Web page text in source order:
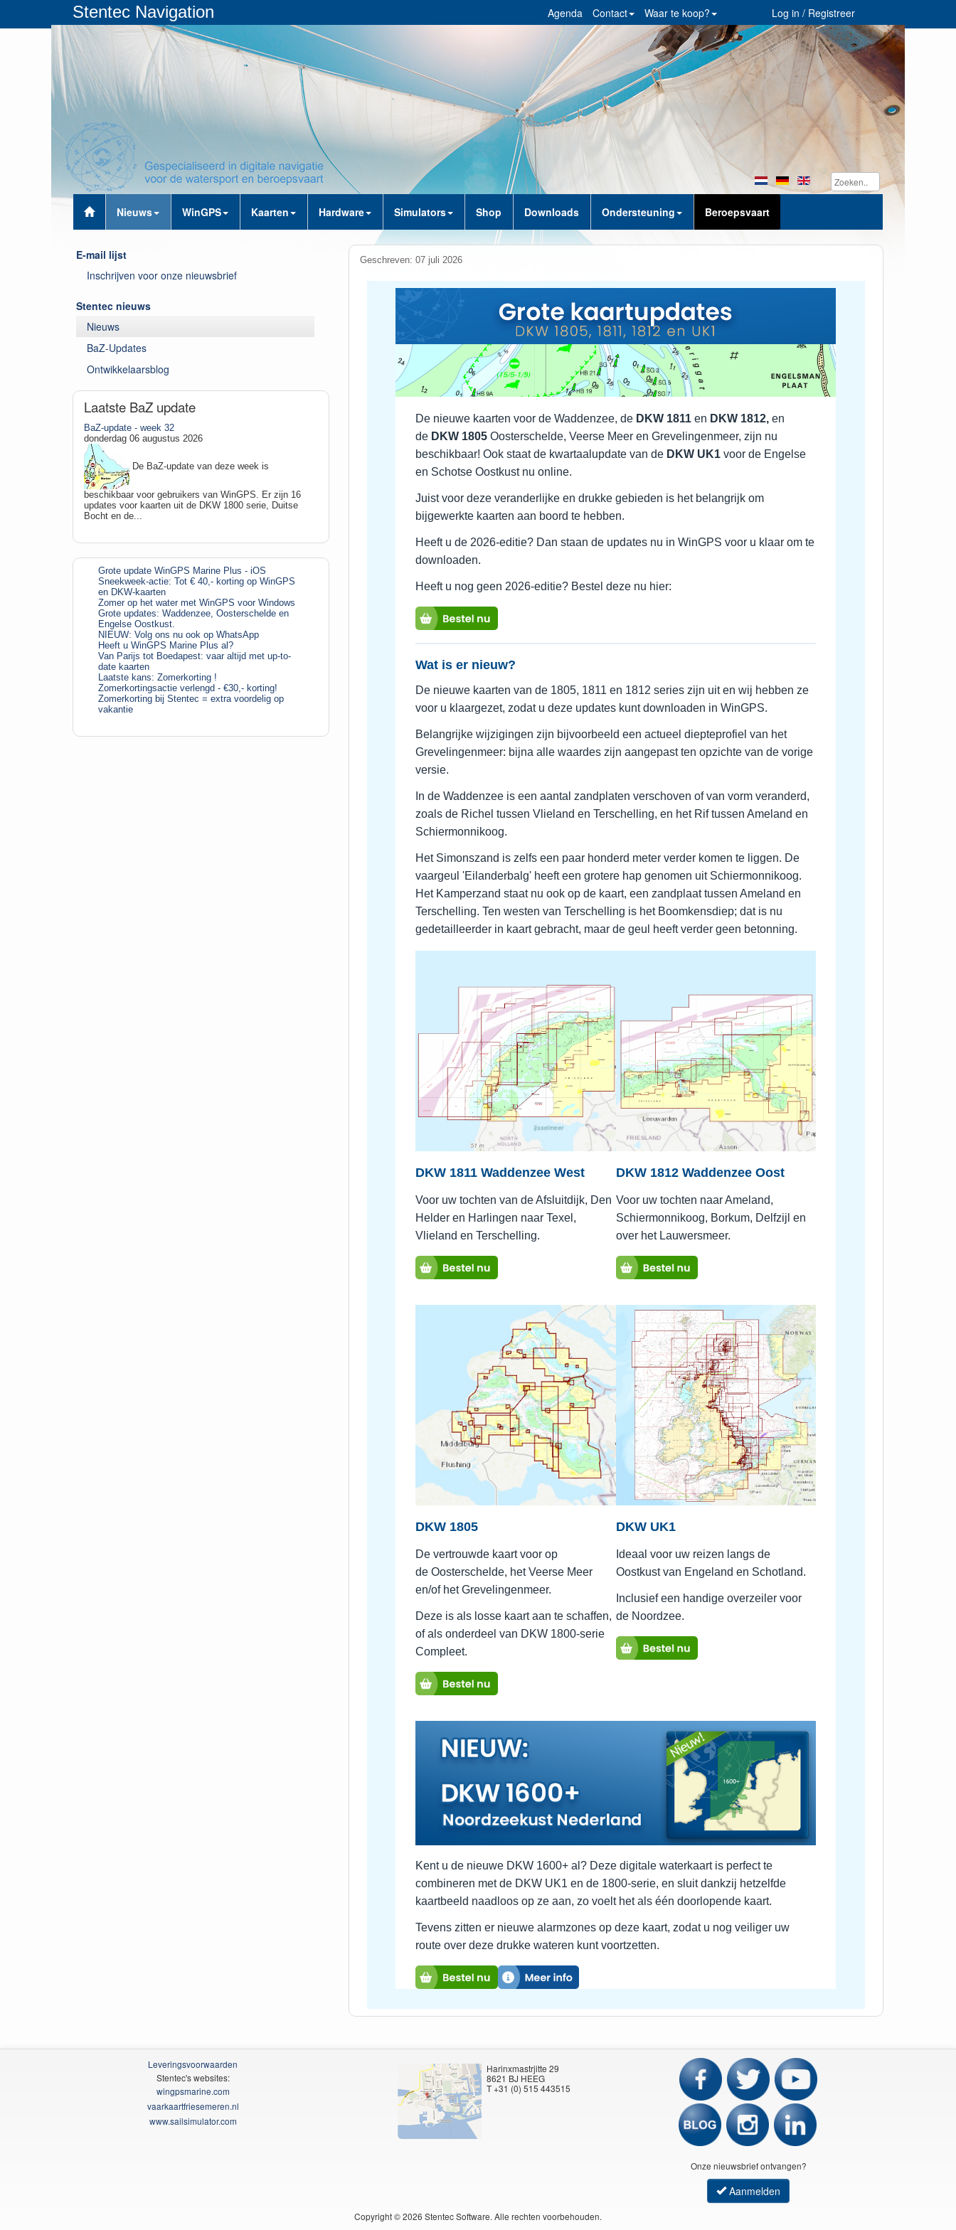
Stentec Navigation Log in / Registreer
Waar te koop?
Contact
Agenda
Nieuws WinGPS Kaarten Hardware Simulators Shop Downloads Ondersteuning Beroepsvaart
Geschreven: 07 juli 2026
De nieuwe kaarten voor de Waddenzee, de DKW 1811 en DKW 1812, en
de DKW 1805Oosterschelde, Veerse Meer en Grevelingenmeer, zijn nu
beschikbaar! Ook staat de kwartaalupdate van de DKW UK1 voor de Engelse
en Schotse Oostkust nu online.
Juist voor deze veranderlijke en drukke gebieden is het belangrijk om
bijgewerkte kaarten aan boord te hebben.
Heeft u de 2026-editie? Dan staan de updates nu in WinGPS voor u klaar om te
downloaden.
Heeft u nog geen 2026-editie? Bestel deze nu hier:
Wat is er nieuw?
De nieuwe kaarten van de 1805, 1811 en 1812 series zijn uit en wij hebben ze
voor u klaargezet, zodat u deze updates kunt downloaden in WinGPS.
Belangrijke wijzigingen zijn bijvoorbeeld een actueel diepteprofiel van het
Grevelingenmeer: bijna alle waardes zijn aangepast ten opzichte van de vorige
versie.
In de Waddenzee is een aantal zandplaten verschoven of van vorm veranderd,
zoals de Richel tussen Vlieland en Terschelling, en het Rif tussen Ameland en
Schiermonnikoog.
Het Simonszand is zelfs een paar honderd meter verder komen te liggen. De
vaargeul 'Eilanderbalg' heeft een grotere hap genomen uit Schiermonnikoog.
Het Kamperzand staat nu ook op de kaart, een zandplaat tussen Ameland en
Terschelling. Ten westen van Terschelling is het Boomkensdiep; dat is nu
gedetailleerder in kaart gebracht, maar de geul heeft verder geen betonning.
DKW 1811 Waddenzee West
Voor uw tochten van de Afsluitdijk, Den
Helder en Harlingen naar Texel,
Vlieland en Terschelling.
DKW 1812 Waddenzee Oost
Voor uw tochten naar Ameland,
Schiermonnikoog, Borkum, Delfzijl en
over het Lauwersmeer.
DKW 1805
De vertrouwde kaart voor op
de Oosterschelde, het Veerse Meer
en/of het Grevelingenmeer.
Deze is als losse kaart aan te schaffen,
of als onderdeel van DKW 1800-serie
Compleet.
DKW UK1
Ideaal voor uw reizen langs de
Oostkust van Engeland en Schotland.
Inclusief een handige overzeiler voor
de Noordzee.
Kent u de nieuwe DKW 1600+ al? Deze digitale waterkaart is perfect te
combineren met de DKW UK1 en de 1800-serie, en sluit dankzij hetzelfde
kaartbeeld naadloos op ze aan, zo voelt het als één doorlopende kaart.
Tevens zitten er nieuwe alarmzones op deze kaart, zodat u nog veiliger uw
route over deze drukke wateren kunt voortzetten.
E-mail lijst
Inschrijven voor onze nieuwsbrief
Stentec nieuws
Nieuws
BaZ-Updates
Ontwikkelaarsblog
Laatste BaZ update
BaZ-update - week 32
donderdag 06 augustus 2026
De BaZ-update van deze week is
beschikbaar voor gebruikers van WinGPS. Er zijn 16
updates voor kaarten uit de DKW 1800 serie, Duitse
Bocht en de...
Grote update WinGPS Marine Plus - iOS
Sneekweek-actie: Tot € 40,- korting op WinGPS
en DKW-kaarten
Zomer op het water met WinGPS voor Windows
Grote updates: Waddenzee, Oosterschelde en
Engelse Oostkust.
NIEUW: Volg ons nu ook op WhatsApp
Heeft u WinGPS Marine Plus al?
Van Parijs tot Boedapest: vaar altijd met up-to-
date kaarten
Laatste kans: Zomerkorting !
Zomerkortingsactie verlengd - €30,- korting!
Zomerkorting bij Stentec = extra voordelig op
vakantie
Leveringsvoorwaarden
Stentec's websites:
wingpsmarine.com
vaarkaartfriesemeren.nl
www.sailsimulator.com
Harinxmastrjitte 29
8621 BJ HEEG
T +31 (0) 515 443515
Onze nieuwsbrief ontvangen?
Aanmelden
Copyright ©2026 Stentec Software. Alle rechten voorbehouden.